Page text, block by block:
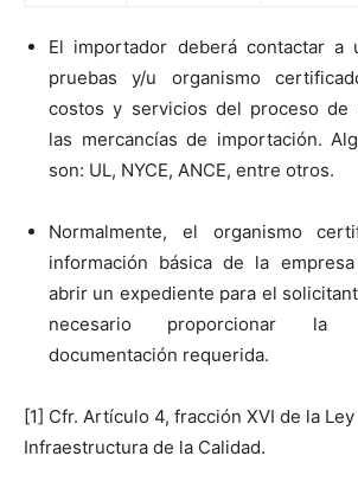
El importador deberá contactar a
pruebas y/u organismo
costos y servicios del proceso de
las mercancías de importación.
son: UL, NYCE, ANCE, entre otros.
Normalmente, el organismo
información básica de la
abrir un expediente para el
necesario proporcionar la
documentación requerida.
[1] Cfr. Artículo 4, fracción XVI de la Ley
Infraestructura de la Calidad.